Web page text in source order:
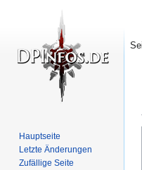
Hauptseite
Letzte Änderungen
Zufällige Seite